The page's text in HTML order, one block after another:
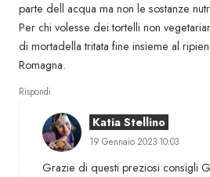
parte dell acqua ma non le sostanze
Per chi volesse dei tortelli non
di mortadella tritata fine insieme al
Romagna.
Rispondi
Katia Stellino
19 Gennaio 2023 10:03
Grazie di questi preziosi consigli